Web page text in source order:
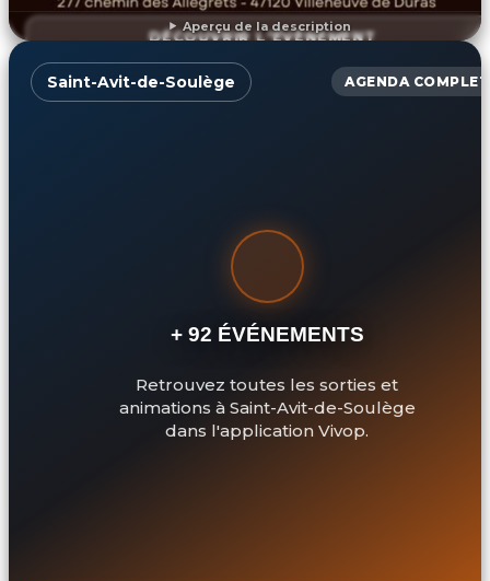
Aperçu de la description
DÉCOUVRIR L'ÉVÉNEMENT
Saint-Avit-de-Soulège AGENDA COMPLET
+ 92 ÉVÉNEMENTS
Retrouvez toutes les sorties et
animations à Saint-Avit-de-Soulège
dans l'application Vivop.